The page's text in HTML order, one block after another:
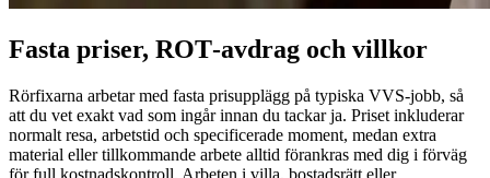
Fasta priser, ROT‑avdrag och villkor
Rörfixarna arbetar med fasta prisupplägg på typiska VVS‑jobb, så
att du vet exakt vad som ingår innan du tackar ja. Priset inkluderar
normalt resa, arbetstid och specificerade moment, medan extra
material eller tillkommande arbete alltid förankras med dig i förväg
för full kostnadskontroll. Arbeten i villa, bostadsrätt eller